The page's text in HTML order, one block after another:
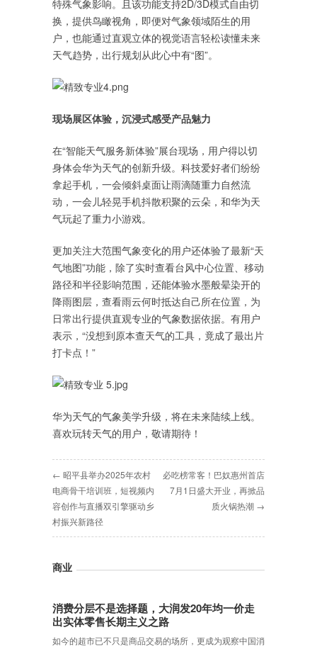
特殊气象影响。且该功能支持2D/3D模式自由切
换，提供鸟瞰视角，即便对气象领域陌生的用
户，也能通过直观立体的视觉语言轻松读懂未来
天气趋势，出行规划从此心中有“图”。
现场展区体验，沉浸式感受产品魅力
在“智能天气服务新体验”展台现场，用户得以切
身体会华为天气的创新升级。科技爱好者们纷纷
拿起手机，一会倾斜桌面让雨滴随重力自然流
动，一会儿轻晃手机抖散积聚的云朵，和华为天
气玩起了重力小游戏。
更加关注大范围气象变化的用户还体验了最新“天
气地图”功能，除了实时查看台风中心位置、移动
路径和半径影响范围，还能体验水墨般晕染开的
降雨图层，查看雨云何时抵达自己所在位置，为
日常出行提供直观专业的气象数据依据。有用户
表示，“没想到原本查天气的工具，竟成了最出片
打卡点！”
华为天气的气象美学升级，将在未来陆续上线。
喜欢玩转天气的用户，敬请期待！
← 昭平县举办2025年农村
电商骨干培训班，短视频内
容创作与直播双引擎驱动乡
村振兴新路径
必吃榜常客！巴奴惠州首店
7月1日盛大开业，再掀品
质火锅热潮 →
商业
消费分层不是选择题，大润发20年均一价走
出实体零售长期主义之路
如今的超市已不只是商品交易的场所，更成为观察中国消